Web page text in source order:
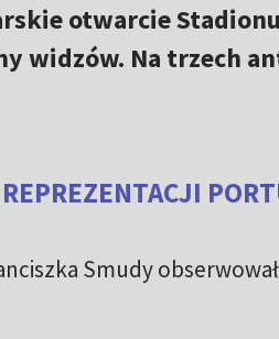
otwarcie
widzów. Na trzech
Smudy